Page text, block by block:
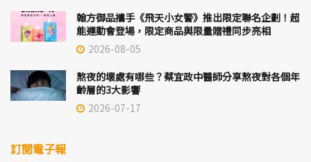
翰方御品攜手《飛天小女警》推出限定聯名企劃！超
能運動會登場，限定商品與限量贈禮同步亮相
2026-08-05
熬夜的壞處有哪些？蔡宜政中醫師分享熬夜對各個年
齡層的3大影響
2026-07-17
訂閱電子報